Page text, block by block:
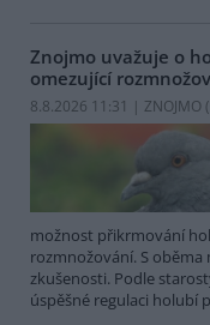
Znojmo uvažuje o
omezující
8.8.2026 11:31 | ZNOJMO (
možnost přikrmování
rozmnožování. S
zkušenosti. Podle
úspěšné regulaci holubí